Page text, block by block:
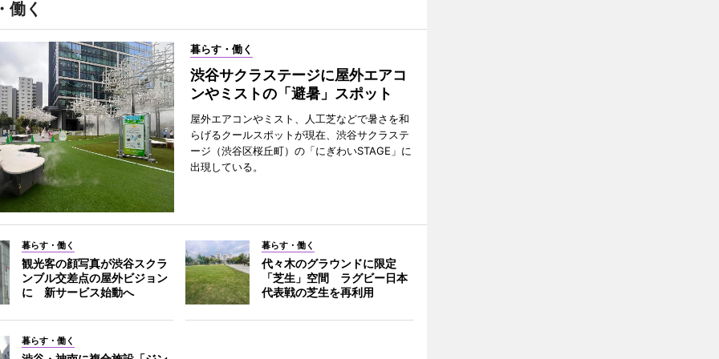
働く
暮らす・働く
渋谷サクラステージに屋外エアコ
ンやミストの「避暑」スポット
屋外エアコンやミスト、人工芝などで暑さを和
らげるクールスポットが現在、渋谷サクラステ
ージ（渋谷区桜丘町）の「にぎわいSTAGE」に
出現している。
暮らす・働く
観光客の顔写真が渋谷スクラ
ンブル交差点の屋外ビジョン
に 新サービス始動へ
暮らす・働く
代々木のグラウンドに限定
「芝生」空間 ラグビー日本
代表戦の芝生を再利用
暮らす・働く